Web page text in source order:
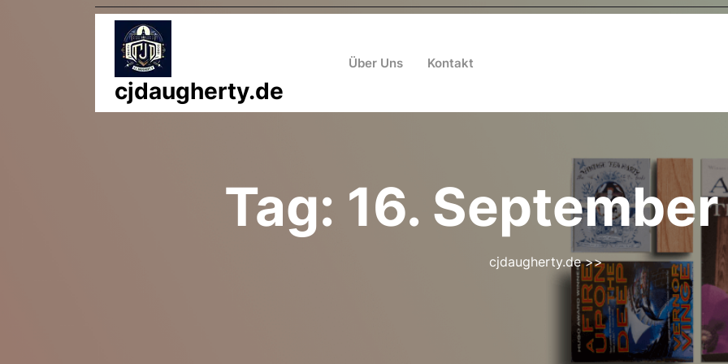
cjdaugherty.de
Über Uns Kontakt
Tag: 16.
cjdaugherty.de>>